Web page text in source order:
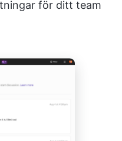
för ditt team